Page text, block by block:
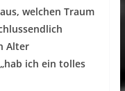
welchen Traum
Alter
ich ein tolles